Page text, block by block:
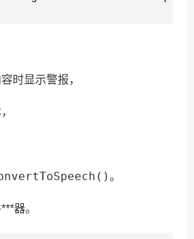
时显示警报，
。
器。